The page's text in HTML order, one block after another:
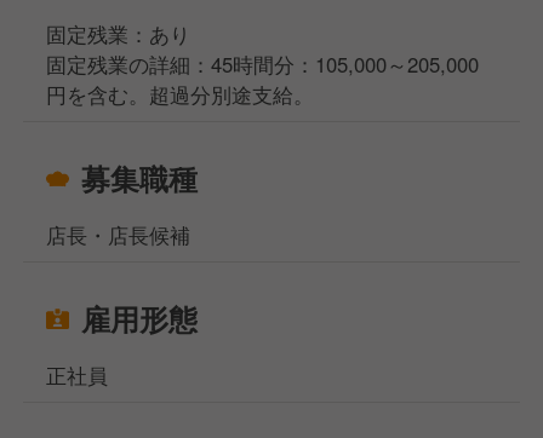
固定残業：あり
固定残業の詳細：45時間分：105,000～205,000
円を含む。超過分別途支給。
募集職種
店長・店長候補
雇用形態
正社員